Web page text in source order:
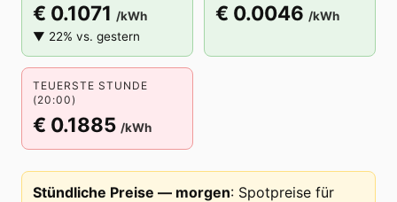
€ 0.1071 /kWh
▼ 22% vs. gestern
€ 0.0046 /kWh
TEUERSTE STUNDE
(20:00)
€ 0.1885 /kWh
Stündliche Preise — morgen: Spotpreise für